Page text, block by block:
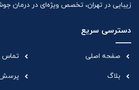
زیبایی در تهران، تخصص ویژه‌ای در درمان
دسترسی سریع
صفحه اصلی
بلاگ
تماس
پرسش